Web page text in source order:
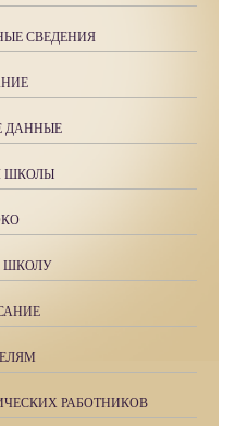
СВЕДЕНИЯ
ДАННЫЕ
ШКОЛЫ
ШКОЛУ
РАБОТНИКОВ